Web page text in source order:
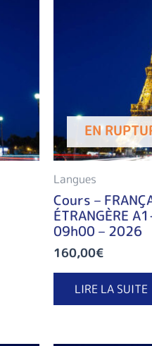
EN
Langues
Cours –
ÉTRANGÈRE
09h00 – 2026
160,00€
LIRE LA SUITE